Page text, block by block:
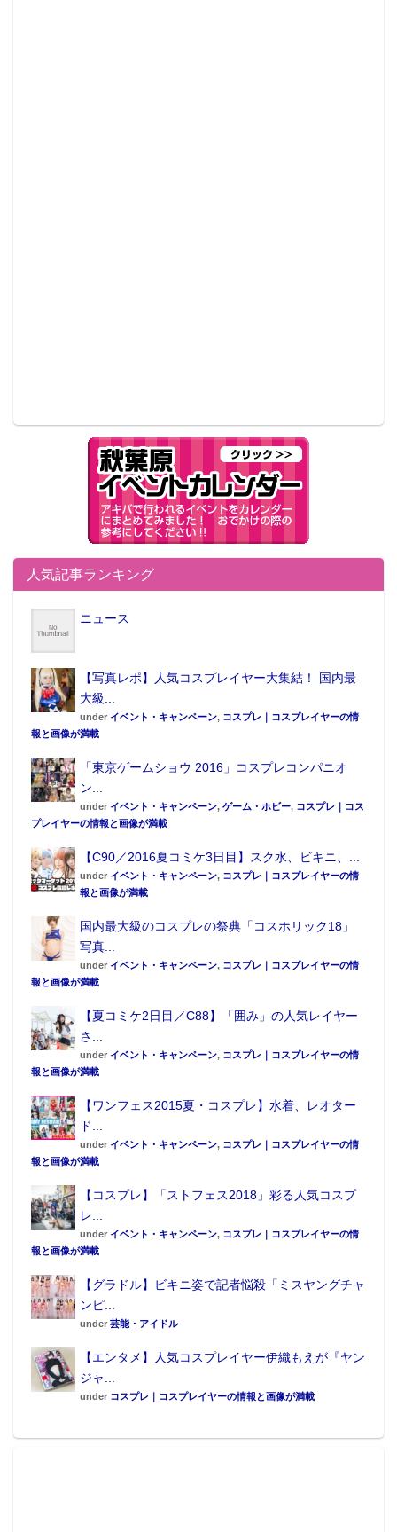
人気記事ランキング
ニュース
【写真レポ】人気コスプレイヤー大集結！ 国内最
大級...
under イベント・キャンペーン, コスプレ｜コスプレイヤーの情
報と画像が満載
「東京ゲームショウ 2016」コスプレコンパニオ
ン...
under イベント・キャンペーン, ゲーム・ホビー, コスプレ｜コス
プレイヤーの情報と画像が満載
【C90／2016夏コミケ3日目】スク水、ビキニ、...
under イベント・キャンペーン, コスプレ｜コスプレイヤーの情
報と画像が満載
国内最大級のコスプレの祭典「コスホリック18」
写真...
under イベント・キャンペーン, コスプレ｜コスプレイヤーの情
報と画像が満載
【夏コミケ2日目／C88】「囲み」の人気レイヤー
さ...
under イベント・キャンペーン, コスプレ｜コスプレイヤーの情
報と画像が満載
【ワンフェス2015夏・コスプレ】水着、レオター
ド...
under イベント・キャンペーン, コスプレ｜コスプレイヤーの情
報と画像が満載
【コスプレ】「ストフェス2018」彩る人気コスプ
レ...
under イベント・キャンペーン, コスプレ｜コスプレイヤーの情
報と画像が満載
【グラドル】ビキニ姿で記者悩殺「ミスヤングチャ
ンピ...
under 芸能・アイドル
【エンタメ】人気コスプレイヤー伊織もえが『ヤン
ジャ...
under コスプレ｜コスプレイヤーの情報と画像が満載